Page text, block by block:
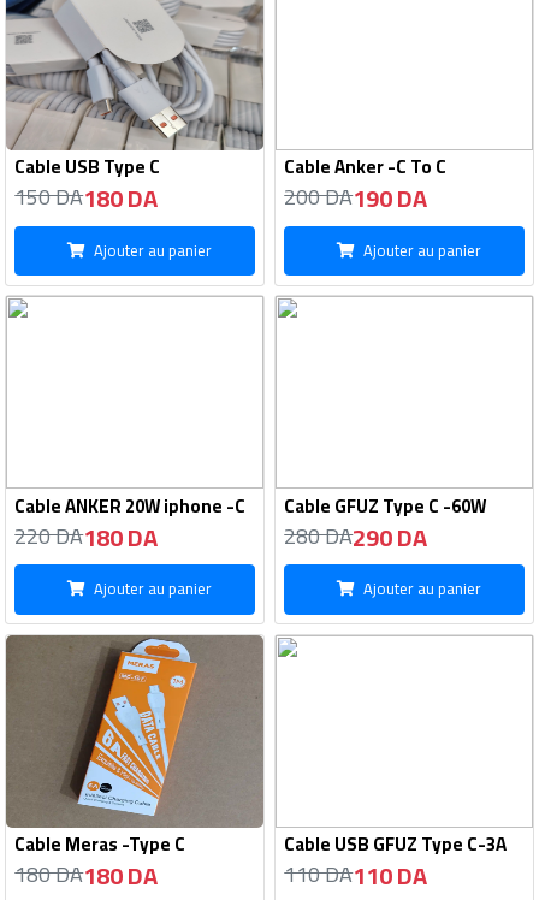
Cable USB Type C
150 DA180 DA
Ajouter au panier
Cable Anker -C To C
200 DA190 DA
Ajouter au panier
Cable ANKER 20W iphone -C
220 DA180 DA
Ajouter au panier
Cable GFUZ Type C -60W
280 DA290 DA
Ajouter au panier
Cable Meras -Type C
180 DA180 DA
Cable USB GFUZ Type C-3A
110 DA110 DA